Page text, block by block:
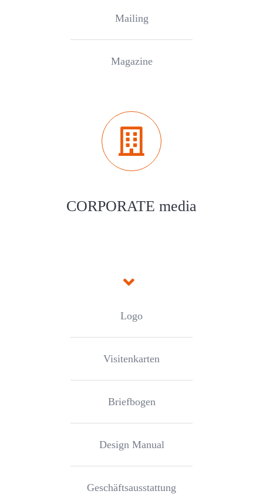
Mailing
Magazine
CORPORATE media
Logo
Visitenkarten
Briefbogen
Design Manual
Geschäftsausstattung